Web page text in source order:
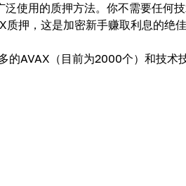
使用的质押方法。你不需要任何技
质押，这是加密新手赚取利息的绝
的AVAX（目前为2000个）和技术